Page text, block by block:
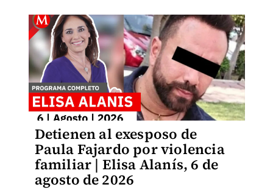
Detienen al exesposo de
Paula Fajardo por violencia
familiar | Elisa Alanís, 6 de
agosto de 2026